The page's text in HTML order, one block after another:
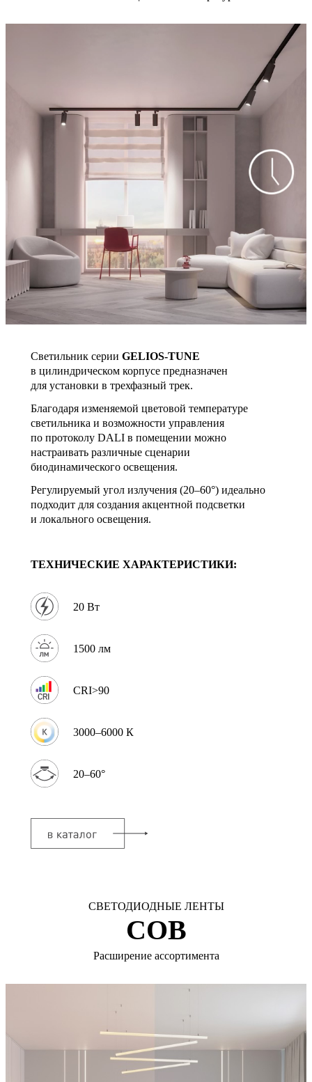
Светильник серии GELIOS-TUNE
в цилиндрическом корпусе предназначен
для установки в трехфазный трек.
Благодаря изменяемой цветовой температуре
светильника и возможности управления
по протоколу DALI в помещении можно
настраивать различные сценарии
биодинамического освещения.
Регулируемый угол излучения (20–60°) идеально
подходит для создания акцентной подсветки
и локального освещения.
ТЕХНИЧЕСКИЕ ХАРАКТЕРИСТИКИ:
20 Вт
1500 лм
CRI>90
3000–6000 К
20–60°
СВЕТОДИОДНЫЕ ЛЕНТЫ
COB
Расширение ассортимента